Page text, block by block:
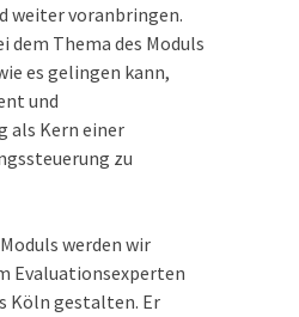
weiter voranbringen.
dem Thema des Moduls
es gelingen kann,
und
als Kern einer
zu
werden wir
Evaluationsexperten
Köln gestalten. Er